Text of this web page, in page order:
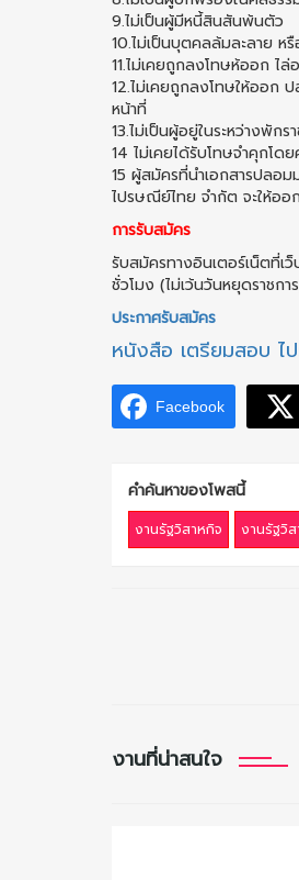
9.ไม่เป็นผู้มีหนี้สินสันพ้นตัว
10.ไม่เป็นบุตคลล้มละลาย ห
11.ไม่เคยถูกลงโทษห้ออก ไ
12.ไม่เคยถูกลงโทษให้ออก
หน้าที่
13.ไม่เป็นผู้อยู่ในระหว่างพัก
14 ไม่เคยได้รับโทษจำคุกโด
15 ผู้สมัครที่นำเอกสารปลอ
ไปรษณีย์ไทย จำกัต จะให้อ
การรับสมัคร
รับสมัครทางอินเตอร์เน็ตที่เ
ชั่วโมง (ไม่เว้นวันหยุดราชกา
ประกาศรับสมัคร
หนังสือ เตรียมสอบ
Facebook
คำค้นหาของโพสนี้
งานรัฐวิสาหกิจ งานรัฐวิ
งานที่น่าสนใจ